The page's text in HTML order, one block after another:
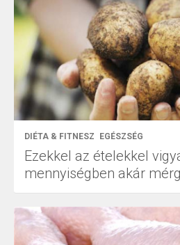
DIÉTA & FITNESZ EGÉSZSÉG
Ezekkel az ételekkel
mennyiségben akár